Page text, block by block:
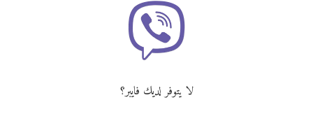
لا يتوفر لديك فايبر؟